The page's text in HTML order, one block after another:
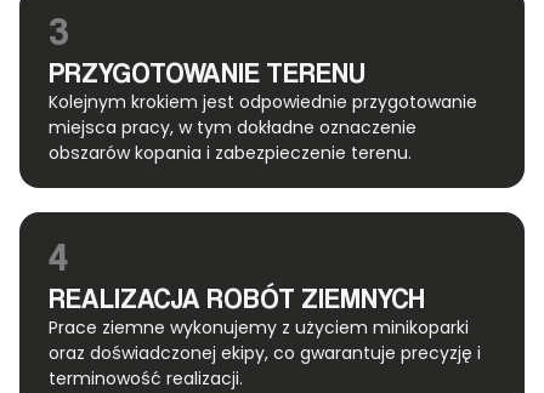
3
PRZYGOTOWANIE TERENU
Kolejnym krokiem jest odpowiednie przygotowanie
miejsca pracy, w tym dokładne oznaczenie
obszarów kopania i zabezpieczenie terenu.
4
REALIZACJA ROBÓT ZIEMNYCH
Prace ziemne wykonujemy z użyciem minikoparki
oraz doświadczonej ekipy, co gwarantuje precyzję i
terminowość realizacji.